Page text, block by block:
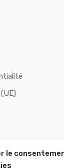
le
et retours